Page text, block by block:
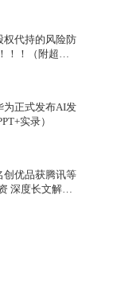
权代持的风险防
！！（附超经
为正式发布AI发
实录）
创优品获腾讯等
密